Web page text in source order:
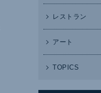
レストラン
アート
TOPICS